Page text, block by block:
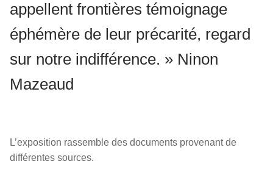
appellent frontières témoignage
éphémère de leur précarité, regard
sur notre indifférence. » Ninon
Mazeaud
L’exposition rassemble des documents provenant de
différentes sources.